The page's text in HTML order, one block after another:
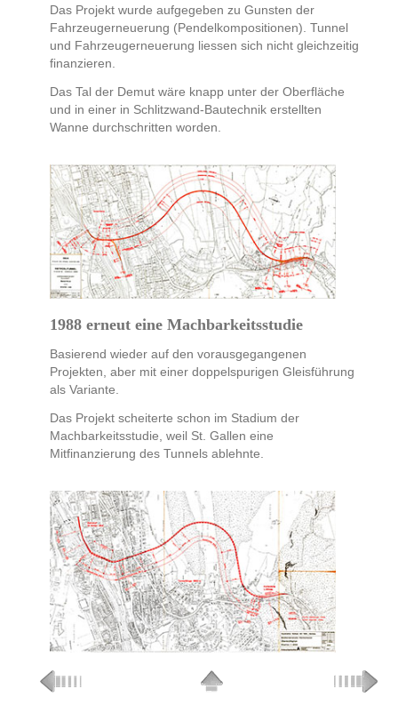
Das Projekt wurde aufgegeben zu Gunsten der
Fahrzeugerneuerung (Pendelkompositionen). Tunnel
und Fahrzeugerneuerung liessen sich nicht gleichzeitig
finanzieren.
Das Tal der Demut wäre knapp unter der Oberfläche
und in einer in Schlitzwand-Bautechnik erstellten
Wanne durchschritten worden.
1988 erneut eine Machbarkeitsstudie
Basierend wieder auf den vorausgegangenen
Projekten, aber mit einer doppelspurigen Gleisführung
als Variante.
Das Projekt scheiterte schon im Stadium der
Machbarkeitsstudie, weil St. Gallen eine
Mitfinanzierung des Tunnels ablehnte.